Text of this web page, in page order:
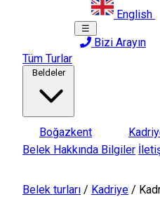
English
☰
Bizi Arayın
Tüm Turlar
Beldeler
Boğazkent
Belek Hakkında Bilgiler
Belek turları / Kadriye /